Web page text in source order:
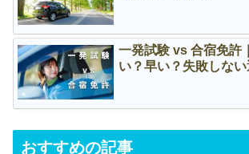
一発試験 vs 合宿免許
い？早い？失敗しな
おすすめの記事